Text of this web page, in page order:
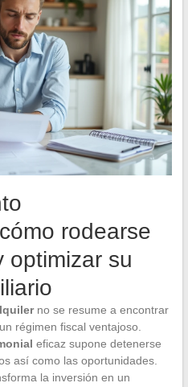
rodearse
optimizar su
no se resume a encontrar
régimen fiscal ventajoso.
eficaz supone detenerse
así como las oportunidades.
la inversión en un